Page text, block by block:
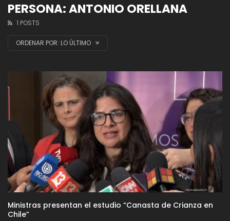
PERSONA: ANTONIO ORELLANA
1 POSTS
ORDENAR POR: LO ÚLTIMO
Ministras presentan el estudio “Canasta de Crianza en
Chile”